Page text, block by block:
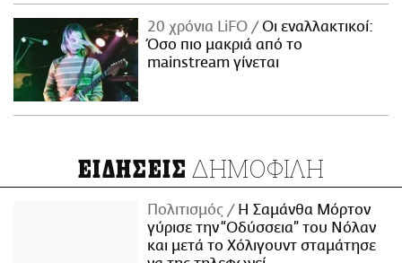
20 χρόνια LiFO
Οι εναλλακτικοί:
Όσο πιο μακριά από το
mainstream γίνεται
ΕΙΔΗΣΕΙΣ ΔΗΜΟΦΙΛΗ
Πολιτισμός
Η Σαμάνθα Μόρτον
γύρισε την “Οδύσσεια” του Νόλαν
και μετά το Χόλιγουντ σταμάτησε